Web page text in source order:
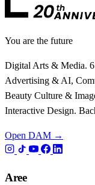
You are the future
Digital Arts & Media.
Advertising & AI,
Beauty Culture &
Interactive Design.
Open DAM →
Aree